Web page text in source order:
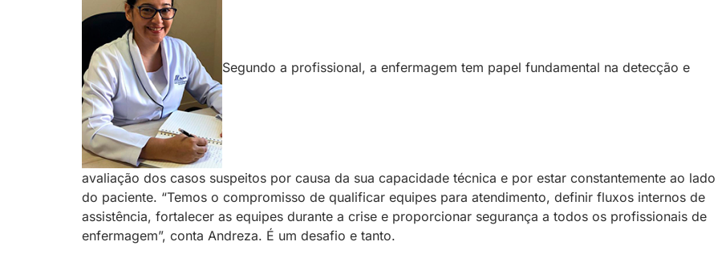
Segundo a profissional, a enfermagem tem papel fundamental na detecção e
avaliação dos casos suspeitos por causa da sua capacidade técnica e por estar constantemente ao lado
do paciente. “Temos o compromisso de qualificar equipes para atendimento, definir fluxos internos de
assistência, fortalecer as equipes durante a crise e proporcionar segurança a todos os profissionais de
enfermagem”, conta Andreza. É um desafio e tanto.